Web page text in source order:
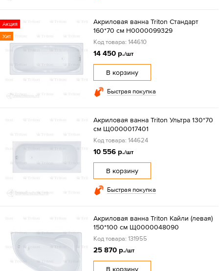
Акция
Хит
Акриловая ванна Triton Стандарт
160*70 см Н0000099329
Код товара: 144610
14 450 р./шт
В корзину
Быстрая покупка
Акриловая ванна Triton Ультра 130*70
см Щ0000017401
Код товара: 144624
10 556 р./шт
В корзину
Быстрая покупка
Акриловая ванна Triton Кайли (левая)
150*100 см Щ0000048090
Код товара: 131955
25 870 р./шт
В корзину